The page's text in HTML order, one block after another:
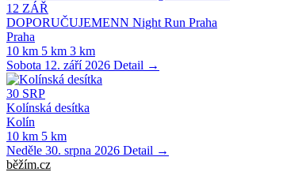
12 ZÁŘ
DOPORUČUJEMENN Night Run Praha
Praha
10 km 5 km 3 km
Sobota 12. září 2026 Detail →
30 SRP
Kolínská desítka
Kolín
10 km 5 km
Neděle 30. srpna 2026 Detail →
běžím.cz